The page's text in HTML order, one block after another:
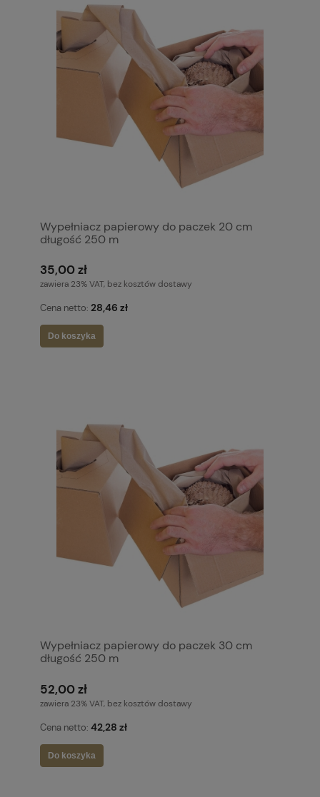
Wypełniacz papierowy do paczek 20 cm
długość 250 m
35,00 zł
zawiera 23% VAT, bez kosztów dostawy
Cena netto: 28,46 zł
Do koszyka
Wypełniacz papierowy do paczek 30 cm
długość 250 m
52,00 zł
zawiera 23% VAT, bez kosztów dostawy
Cena netto: 42,28 zł
Do koszyka